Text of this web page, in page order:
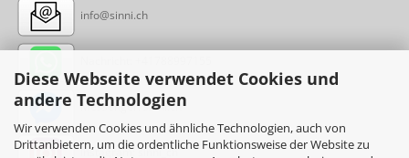
Diese Webseite verwendet Cookies und
andere Technologien
Wir verwenden Cookies und ähnliche Technologien, auch von
Drittanbietern, um die ordentliche Funktionsweise der Website zu
info@sinni.ch
Messenger: sinni.ch
Instagram: sinni_ch